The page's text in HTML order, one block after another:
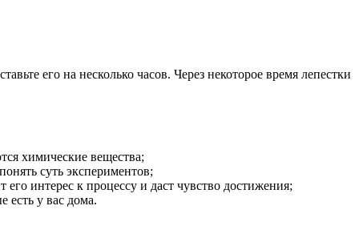
его на несколько часов. Через некоторое время лепестки
химические вещества;
суть экспериментов;
интерес к процессу и даст чувство достижения;
у вас дома.